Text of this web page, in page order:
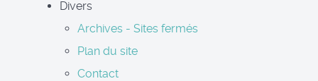
Divers
Archives - Sites fermés
Plan du site
Contact